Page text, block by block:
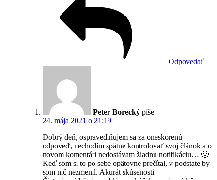
Odpovedať
Peter Borecký píše:
24. mája 2021 o 21:19
Dobrý deň, ospravedlňujem sa za oneskorenú
odpoveď, nechodím spätne kontrolovať svoj článok a o
novom komentári nedostávam žiadnu notifikáciu… 🙁
Keď som si to po sebe opätovne prečítal, v podstate by
som nič nezmenil. Akurát skúsenosti: